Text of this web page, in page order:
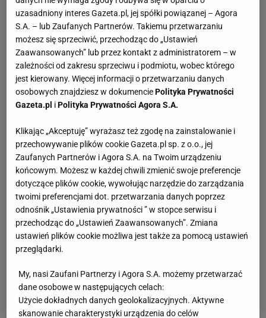
uzasadniony interes Gazeta.pl, jej spółki powiązanej – Agora
S.A. – lub Zaufanych Partnerów. Takiemu przetwarzaniu
możesz się sprzeciwić, przechodząc do „Ustawień
Zaawansowanych” lub przez kontakt z administratorem – w
zależności od zakresu sprzeciwu i podmiotu, wobec którego
jest kierowany. Więcej informacji o przetwarzaniu danych
osobowych znajdziesz w dokumenciePolityka Prywatności
Gazeta.pl iPolityka Prywatności Agora S.A.
Klikając „Akceptuję” wyrażasz też zgodę na zainstalowanie i
przechowywanie plików cookie Gazeta.pl sp. z o.o., jej
Zaufanych Partnerów i Agora S.A. na Twoim urządzeniu
końcowym. Możesz w każdej chwili zmienić swoje preferencje
dotyczące plików cookie, wywołując narzędzie do zarządzania
twoimi preferencjami dot. przetwarzania danych poprzez
odnośnik „Ustawienia prywatności ” w stopce serwisu i
przechodząc do „Ustawień Zaawansowanych”. Zmiana
ustawień plików cookie możliwa jest także za pomocą ustawień
przeglądarki.
My, nasi Zaufani Partnerzy i Agora S.A. możemy przetwarzać
dane osobowe w następujących celach:
Użycie dokładnych danych geolokalizacyjnych. Aktywne
skanowanie charakterystyki urządzenia do celów